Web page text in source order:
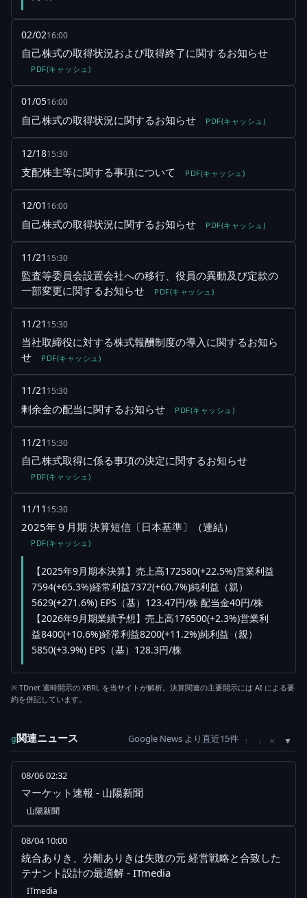
02/0216:00
自己株式の取得状況および取得終了に関するお知らせ
PDF(キャッシュ)
01/0516:00
自己株式の取得状況に関するお知らせ PDF(キャッシュ)
12/1815:30
支配株主等に関する事項について PDF(キャッシュ)
12/01 16:00
自己株式の取得状況に関するお知らせ PDF(キャッシュ)
11/21 15:30
監査等委員会設置会社への移行、役員の異動及び定款の
一部変更に関するお知らせ
PDF(キャッシュ)
11/21 15:30
当社取締役に対する株式報酬制度の導入に関するお知ら
せ
PDF(キャッシュ)
11/21 15:30
剰余金の配当に関するお知らせ PDF(キャッシュ)
11/21 15:30
自己株式取得に係る事項の決定に関するお知らせ
PDF(キャッシュ)
11/11 15:30
2025年９月期 決算短信〔日本基準〕（連結）
PDF(キャッシュ)
【2025年9月期本決算】売上高172580(+22.5%)営業利益
7594(+65.3%)経常利益7372(+60.7%)純利益（親）
5629(+271.6%) EPS（基）123.47円/株 配当金40円/株
【2026年9月期業績予想】売上高176500(+2.3%)営業利
益8400(+10.6%)経常利益8200(+11.2%)純利益（親）
5850(+3.9%) EPS（基）128.3円/株
※ TDnet 適時開示の XBRL を当サイトが解析。決算関連の主要開示には AI による要
約を併記しています。
g関連ニュース Google News より直近15件 ↑ ↓ ×
08/06 02:32
マーケット速報 - 山陽新聞
山陽新聞
08/04 10:00
統合ありき、分離ありきは失敗の元 経営戦略と合致した
テナント設計の最適解 - ITmedia
ITmedia